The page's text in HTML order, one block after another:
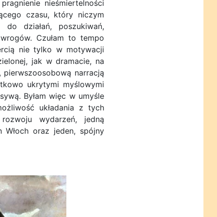
nieśmiertelności
czasu, który niczym
do działań, poszukiwań,
Czułam to tempo
nie tylko w motywacji
jak w dramacie, na
pierwszoosobową narracją
ukrytymi myślowymi
Byłam więc w umyśle
układania z tych
wydarzeń, jedną
oraz jeden, spójny